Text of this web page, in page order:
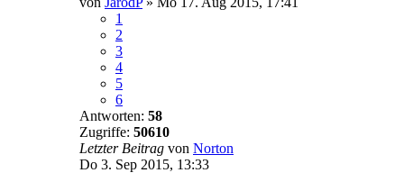
1
2
3
4
5
6
Antworten: 58
Zugriffe: 50610
Letzter Beitrag von Norton
Do 3. Sep 2015, 13:33